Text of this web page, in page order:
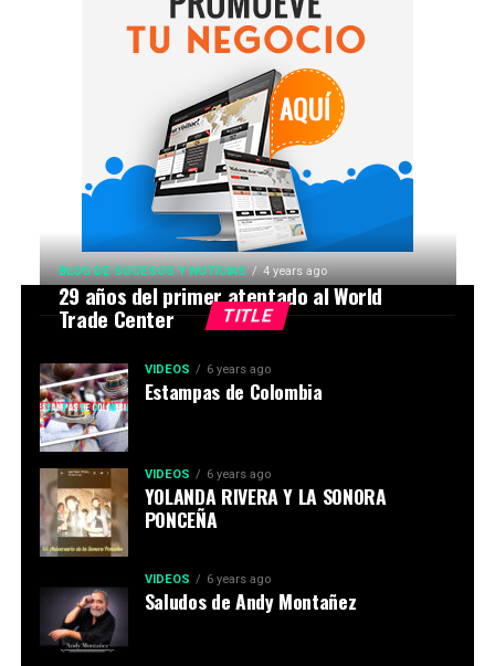
TITLE
BLOG DE SUCESOS Y NOTICIAS 4 years ago
29 años del primer atentado al World
Trade Center
VIDEOS 6 years ago
Estampas de Colombia
VIDEOS 6 years ago
YOLANDA RIVERA Y LA SONORA
PONCEÑA
VIDEOS 6 years ago
Saludos de Andy Montañez